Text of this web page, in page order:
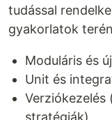
tudással
gyakorlatok
Moduláris és
Unit és
stratégiák)